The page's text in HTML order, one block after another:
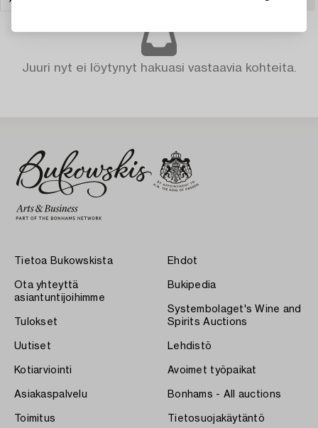
Juuri nyt ei löytynyt hakuasi vastaavia kohteita.
Tietoa Bukowskista
Ota yhteyttä
asiantuntijoihimme
Tulokset
Uutiset
Kotiarviointi
Asiakaspalvelu
Toimitus
Ehdot
Bukipedia
Systembolaget's Wine and
Spirits Auctions
Lehdistö
Avoimet työpaikat
Bonhams - All auctions
Tietosuojakäytäntö